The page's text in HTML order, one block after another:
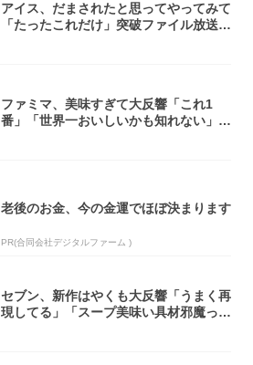
アイス、だまされたと思ってやってみて
「たったこれだけ」突破ファイル放送で
ファミマ、美味すぎて大反響「これ1
番」「世界一おいしいかも知れない」
老後のお金、今の金運でほぼ決まります
PR(合同会社デジタルファーム )
セブン、新作はやくも大反響「うまく再
現してる」「スープ美味い具材邪魔って